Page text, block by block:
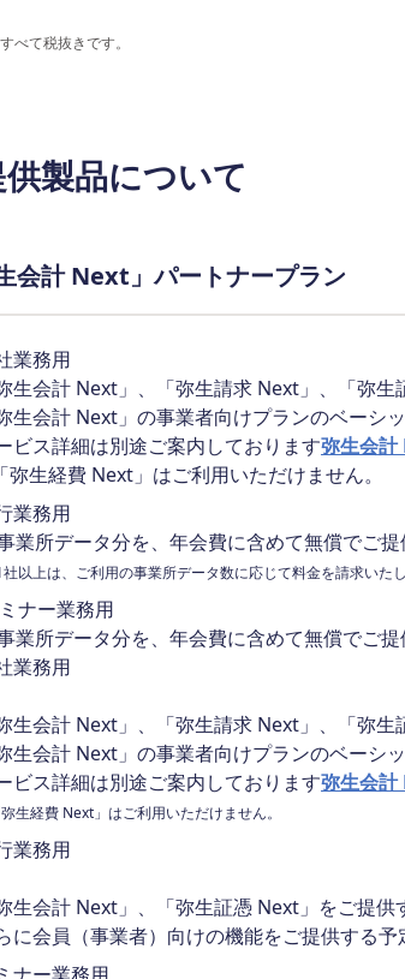
べて税抜きです。
供製品について
会計 Next」パートナープラン
業務用
生会計 Next」、「弥生請求 Next」、「弥
生会計 Next」の事業者向けプランのベーシ
ビス詳細は別途ご案内しております弥生会
弥生経費 Next」はご利用いただけません。
業務用
業所データ分を、年会費に含めて無償でご提
以上は、ご利用の事業所データ数に応じて料金を請求いたし
ナー業務用
業所データ分を、年会費に含めて無償でご提
業務用
生会計 Next」、「弥生請求 Next」、「弥生
生会計 Next」の事業者向けプランのベーシ
ビス詳細は別途ご案内しております弥生会
生経費 Next」はご利用いただけません。
業務用
生会計 Next」、「弥生証憑 Next」をご提供
に会員（事業者）向けの機能をご提供する